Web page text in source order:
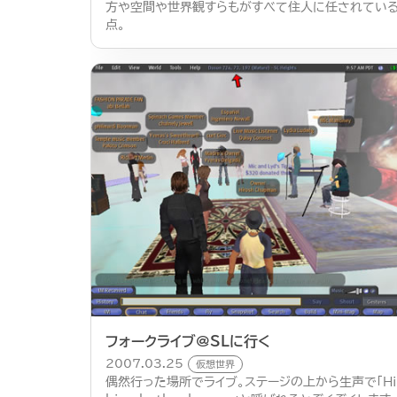
方や空間や世界観すらもがすべて住人に任されてい
点。
フォークライブ@SLに行く
2007.03.25 仮想世界
偶然行った場所でライブ。ステージの上から生声で「